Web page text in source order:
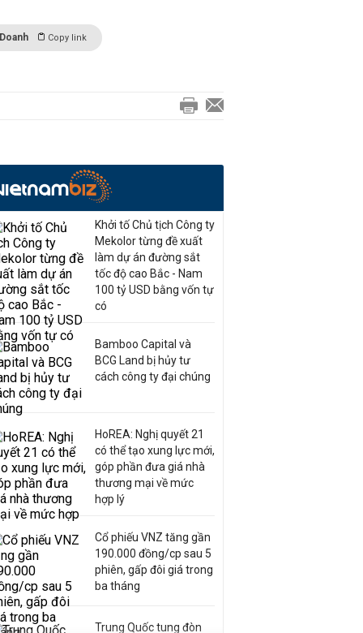
Copy link
Khởi tố Chủ tịch Công ty
Mekolor từng đề xuất
làm dự án đường sắt
tốc độ cao Bắc - Nam
100 tỷ USD bằng vốn tự
có
Bamboo Capital và
BCG Land bị hủy tư
cách công ty đại chúng
HoREA: Nghị quyết 21
có thể tạo xung lực mới,
góp phần đưa giá nhà
thương mại về mức
hợp lý
Cổ phiếu VNZ tăng gần
190.000 đồng/cp sau 5
phiên, gấp đôi giá trong
ba tháng
Trung Quốc tung đòn